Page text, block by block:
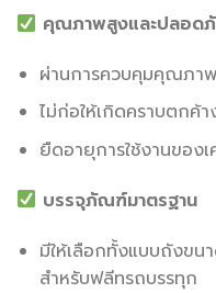
คุณภาพสูงและปลอด
ผ่านการควบคุมคุณภา
ไม่ก่อให้เกิดคราบตกค้
ยืดอายุการใช้งานของ
บรรจุภัณฑ์มาตรฐาน
มีให้เลือกทั้งแบบถังขน
สำหรับฟลีทรถบรรทุก